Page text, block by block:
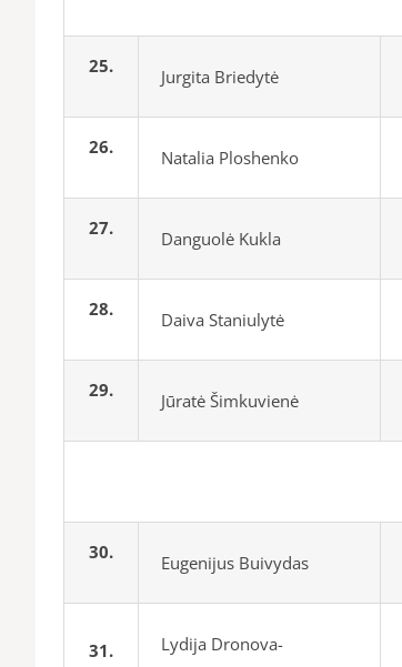
25. Jurgita Briedytė
26. Natalia Ploshenko
27. Danguolė Kukla
28. Daiva Staniulytė
29. Jūratė Šimkuvienė
30. Eugenijus Buivydas
31.
Lydija Dronova-